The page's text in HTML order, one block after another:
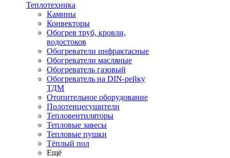
Теплотехника
Камины
Конвекторы
Обогрев труб, кровли,
водостоков
Обогреватели инфрактасные
Обогреватели масляные
Обогреватель газовый
Обогреватель на DIN-рейку
ТДМ
Отопительное оборудование
Полотенцесушители
Тепловентиляторы
Тепловые завесы
Тепловые пушки
Тёплый пол
Ещё